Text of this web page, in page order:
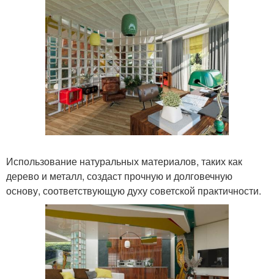
Использование натуральных материалов, таких как
дерево и металл, создаст прочную и долговечную
основу, соответствующую духу советской практичности.